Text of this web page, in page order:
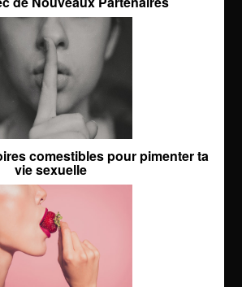
comestibles pour pimenter ta
vie sexuelle